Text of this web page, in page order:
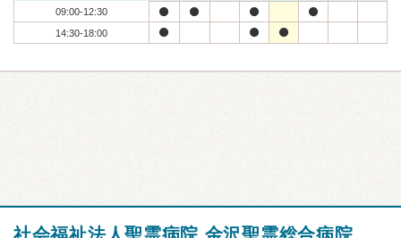
09:00-12:30
14:30-18:00